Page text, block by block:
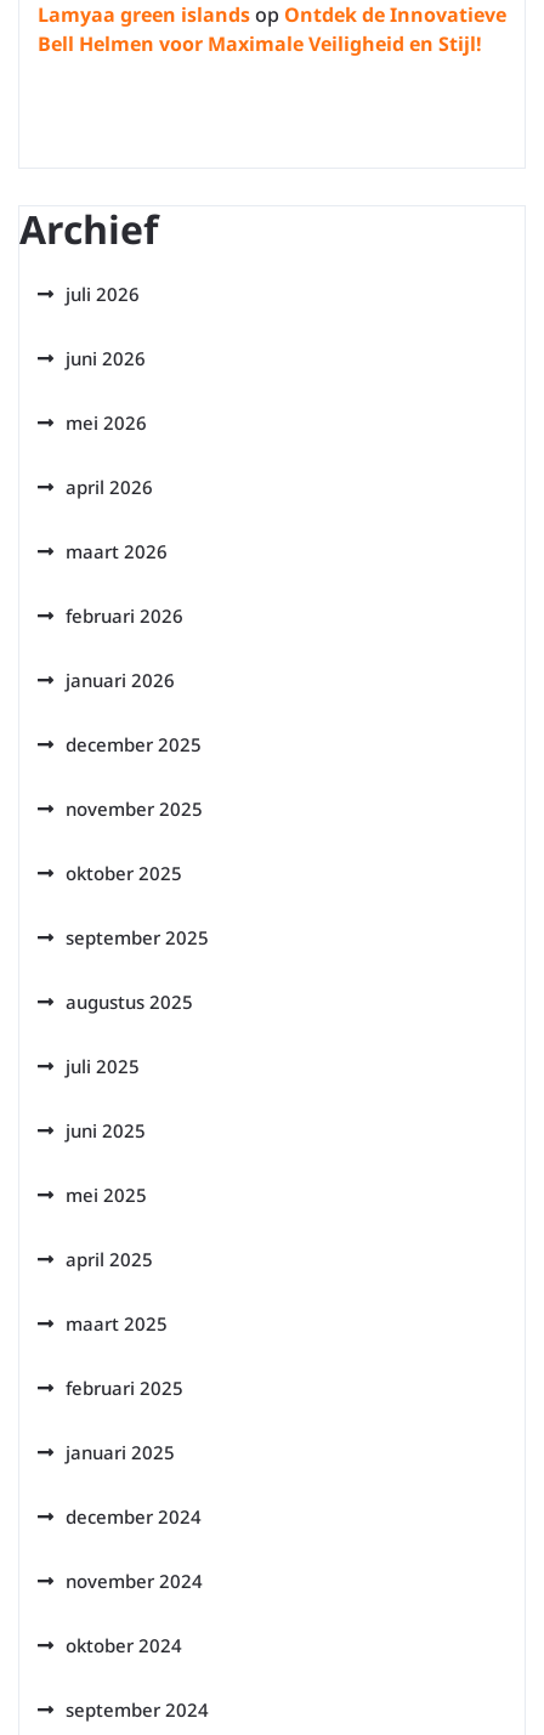
Lamyaa green islandsop Ontdek de Innovatieve
Bell Helmen voor Maximale Veiligheid en Stijl!
Archief
juli 2026
juni 2026
mei 2026
april 2026
maart 2026
februari 2026
januari 2026
december 2025
november 2025
oktober 2025
september 2025
augustus 2025
juli 2025
juni 2025
mei 2025
april 2025
maart 2025
februari 2025
januari 2025
december 2024
november 2024
oktober 2024
september 2024